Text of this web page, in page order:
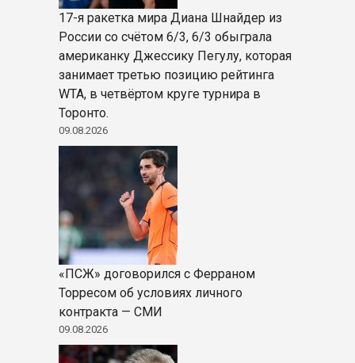
17-я ракетка мира Диана Шнайдер из
России со счётом 6/3, 6/3 обыграла
американку Джессику Пегулу, которая
занимает третью позицию рейтинга
WTA, в четвёртом круге турнира в
Торонто.
09.08.2026
«ПСЖ» договорился с Ферраном
Торресом об условиях личного
контракта — СМИ
09.08.2026